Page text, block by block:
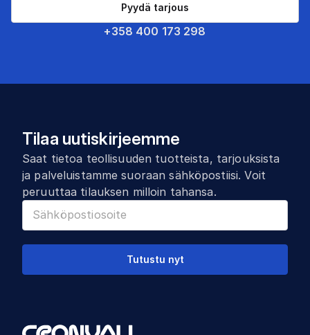
+358 400 173 298
Pyydä tarjous
Tilaa uutiskirjeemme
Saat tietoa teollisuuden tuotteista, tarjouksista
ja palveluistamme suoraan sähköpostiisi. Voit
peruuttaa tilauksen milloin tahansa.
Tutustu nyt